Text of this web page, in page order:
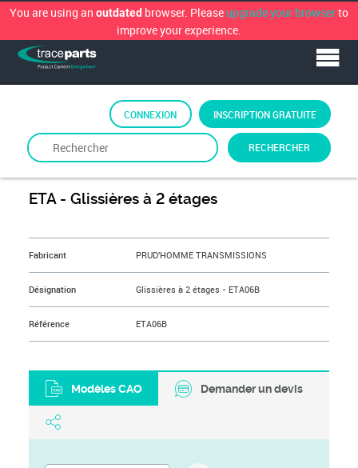
You are using an outdated browser. Please upgrade your browserto
improve your experience.
RECHERCHER
CONNEXION INSCRIPTION GRATUITE
ETA - Glissières à 2 étages
Fabricant PRUD'HOMME TRANSMISSIONS
Désignation Glissières à 2 étages - ETA06B
Référence ETA06B
Modèles CAO Demander un devis